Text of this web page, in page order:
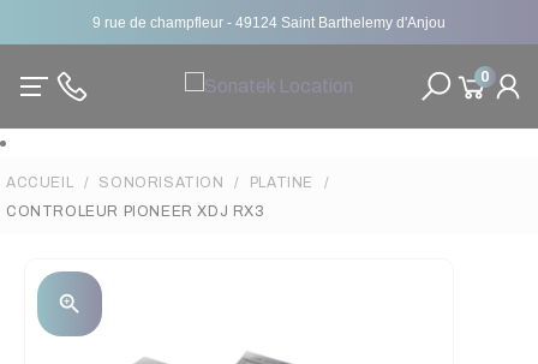
9 rue de champfleur - 49124 Saint Barthelemy d'Anjou
0
ACCUEIL SONORISATION
PLATINE
CONTROLEUR PIONEER XDJ RX3
zoom_in